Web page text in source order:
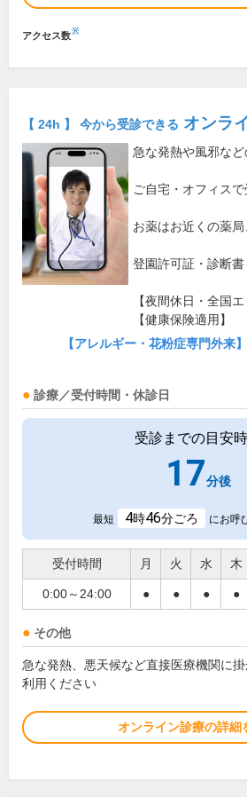
アクセス数※
【 24h 】 今から受診できる オンラ
急な発熱や風邪な
ご自宅・オフィス
お薬はお近くの薬
登園許可証・診断
【夜間休日・全国エ
【健康保険適用】
【アレルギー・花粉症専門外来
診療／受付時間・休診日
受診までの目安
17分後
最短 4時46分ごろ にお呼
受付時間 月 火 水 木
0:00～24:00 ● ● ● ●
その他
急な発熱、悪天候など直接医療機関に
利用ください
オンライン診療の詳細